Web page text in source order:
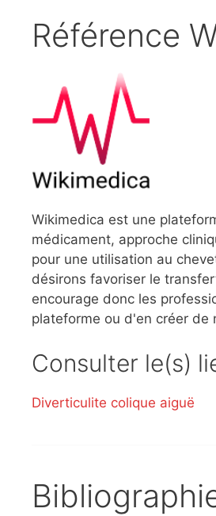
Référence
Wikimedica est une
médicament, approche
pour une utilisation au
désirons favoriser le
encourage donc les
plateforme ou d'en créer de
Consulter le(s)
Diverticulite colique aiguë